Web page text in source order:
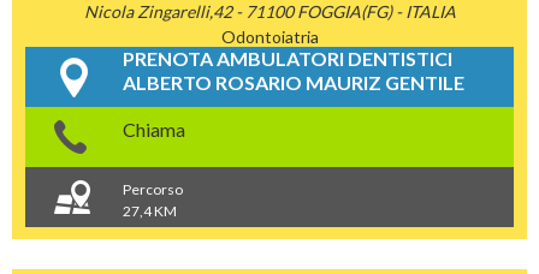
Nicola Zingarelli,42 - 71100 FOGGIA(FG) - ITALIA
Odontoiatria
PRENOTA AMBULATORI DENTISTICI
ALBERTO ROSARIO MAURIZ GENTILE
Chiama
Percorso
27,4 KM